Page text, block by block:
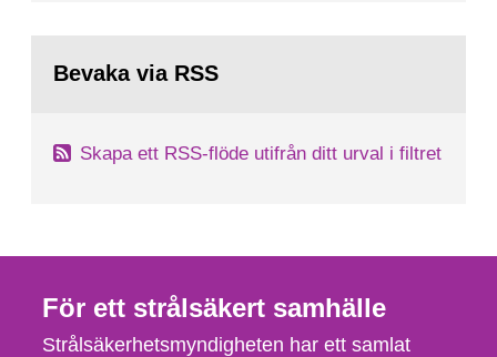
Bevaka via RSS
Skapa ett RSS-flöde utifrån ditt urval i filtret
För ett strålsäkert samhälle
Strålsäkerhetsmyndigheten har ett samlat